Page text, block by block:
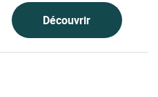
Découvrir